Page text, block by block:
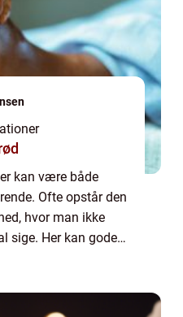
kan være både
Ofte opstår den
hvor man ikke
sige. Her kan gode